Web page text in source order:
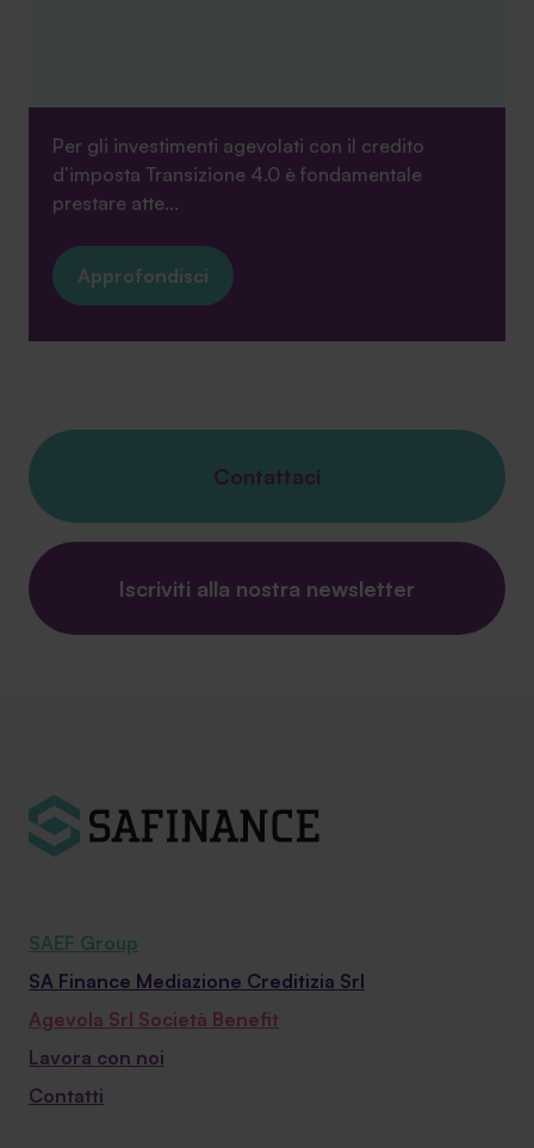
Per gli investimenti agevolati con il credito
d’imposta Transizione 4.0 è fondamentale
prestare atte...
Approfondisci
Contattaci
Iscriviti alla nostra newsletter
SAEF Group
SA Finance Mediazione Creditizia Srl
Agevola Srl Società Benefit
Lavora con noi
Contatti